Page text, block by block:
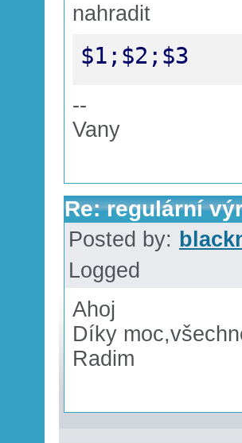
nahradit
$1;$2;$3
--
Vany
Re: regulární
Posted by:
Logged
Ahoj
Díky
Radim